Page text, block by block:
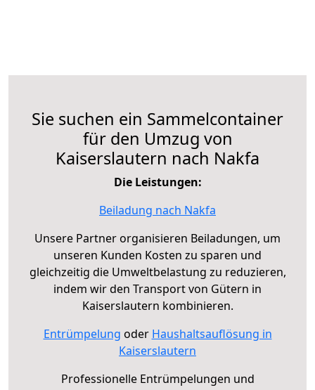
Sie suchen ein Sammelcontainer
für den Umzug von
Kaiserslautern nach Nakfa
Die Leistungen:
Beiladung nach Nakfa
Unsere Partner organisieren Beiladungen, um
unseren Kunden Kosten zu sparen und
gleichzeitig die Umweltbelastung zu reduzieren,
indem wir den Transport von Gütern in
Kaiserslautern kombinieren.
Entrümpelung oder Haushaltsauflösung in
Kaiserslautern
Professionelle Entrümpelungen und